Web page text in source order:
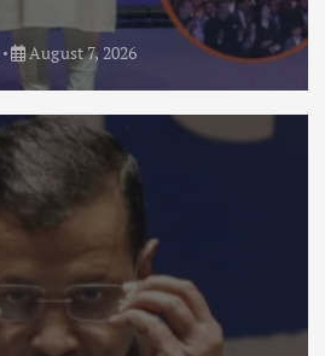
August 7, 2026